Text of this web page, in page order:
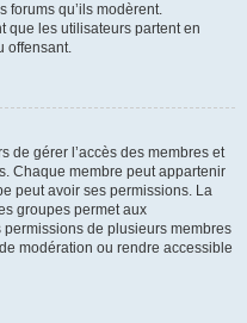
forums qu’ils modèrent.
que les utilisateurs partent en
offensant.
de gérer l’accès des membres et
Chaque membre peut appartenir
peut avoir ses permissions. La
groupes permet aux
de plusieurs membres
modération ou rendre accessible